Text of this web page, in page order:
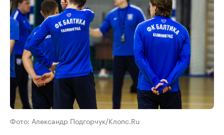
Фото: Александр Подгорчук/Клопс.Ru